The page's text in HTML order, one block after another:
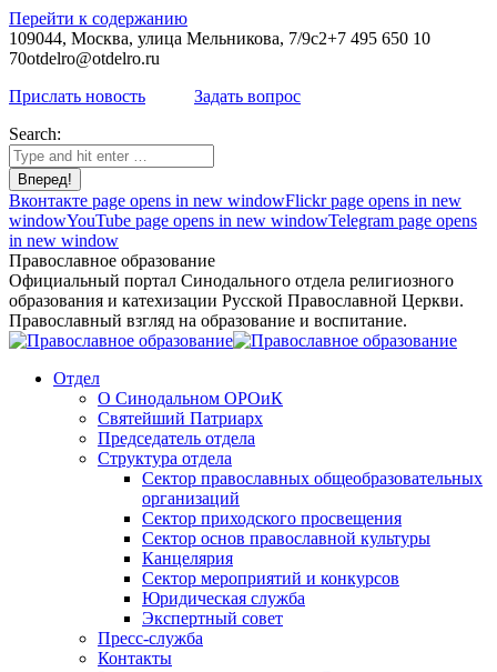
Перейти к содержанию
109044, Москва, улица Мельникова, 7/9с2+7 495 650 10
70otdelro@otdelro.ru
Прислать новость
Задать вопрос
Search:
Вконтакте page opens in new windowFlickr page opens in new
windowYouTube page opens in new windowTelegram page opens
in new window
Православное образование
Официальный портал Синодального отдела религиозного
образования и катехизации Русской Православной Церкви.
Православный взгляд на образование и воспитание.
Отдел
О Синодальном ОРОиК
Святейший Патриарх
Председатель отдела
Структура отдела
Сектор православных общеобразовательных
организаций
Сектор приходского просвещения
Сектор основ православной культуры
Канцелярия
Сектор мероприятий и конкурсов
Юридическая служба
Экспертный совет
Пресс-служба
Контакты